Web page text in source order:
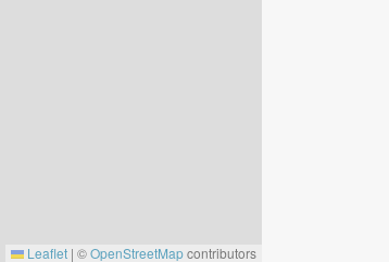
Leaflet | ©OpenStreetMapcontributors